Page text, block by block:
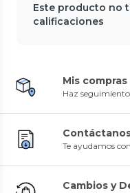
Este producto no
calificaciones
Mis compras
Haz
Te ayudamos
Cambios y